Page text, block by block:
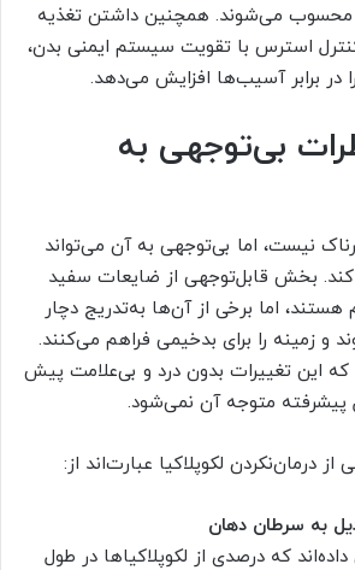
محسوب می‌شوند. همچنین داشتن تغذیه
استرس با تقویت سیستم ایمنی بدن،
در برابر آسیب‌ها افزایش می‌دهد.
بی‌توجهی به
نیست، اما بی‌توجهی به آن می‌تواند
کند. بخش قابل‌توجهی از ضایعات سفید
اما برخی از آن‌ها به‌تدریج دچار
و زمینه را برای بدخیمی فراهم می‌کنند.
این تغییرات بدون درد و بی‌علامت پیش
پیشرفته متوجه آن نمی‌شود.
درمان‌نکردن لکوپلاکیا عبارت‌اند از:
به سرطان دهان
که درصدی از لکوپلاکیاها در طول